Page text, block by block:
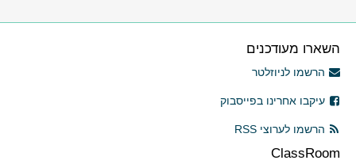
השארו מעודכנים
הרשמו לניוזלטר
עיקבו אחרינו בפייסבוק
הרשמו לערוצי RSS
ClassRoom